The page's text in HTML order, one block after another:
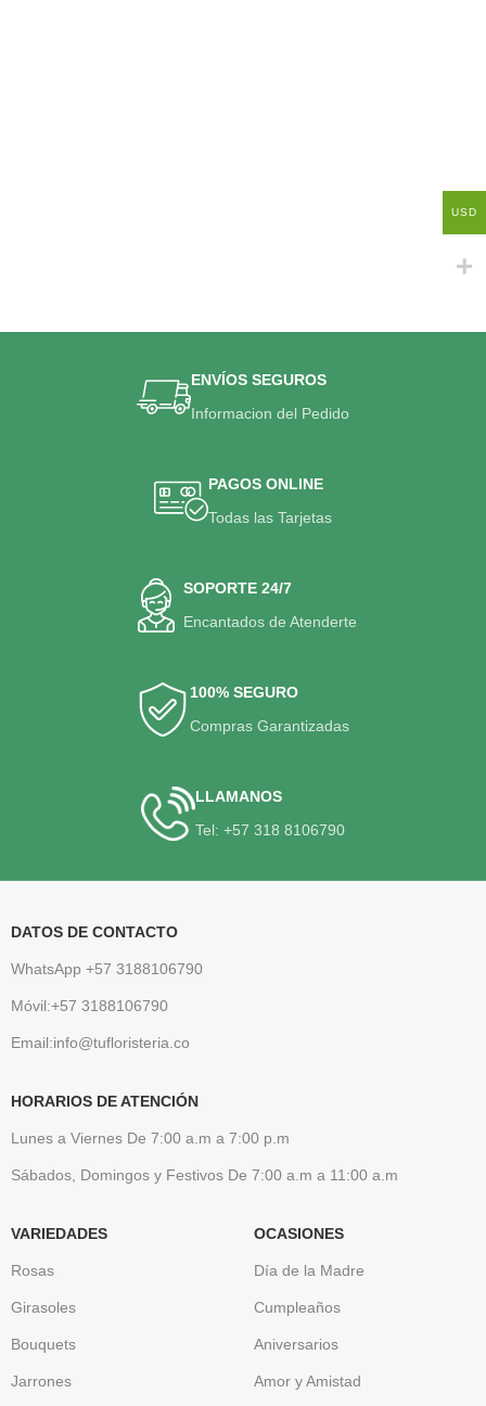
ENVÍOS SEGUROS
Informacion del Pedido
PAGOS ONLINE
Todas las Tarjetas
SOPORTE 24/7
Encantados de Atenderte
100% SEGURO
Compras Garantizadas
LLAMANOS
Tel: +57 318 8106790
DATOS DE CONTACTO
WhatsApp +57 3188106790
Móvil:+57 3188106790
Email:info@tufloristeria.co
HORARIOS DE ATENCIÓN
Lunes a Viernes De 7:00 a.m a 7:00 p.m
Sábados, Domingos y Festivos De 7:00 a.m a 11:00 a.m
VARIEDADES
Rosas
Girasoles
Bouquets
Jarrones
OCASIONES
Día de la Madre
Cumpleaños
Aniversarios
Amor y Amistad
USD